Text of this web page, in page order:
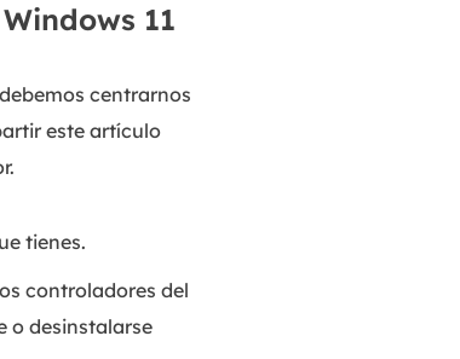
11
centrarnos
este artículo
tienes.
controladores del
o desinstalarse